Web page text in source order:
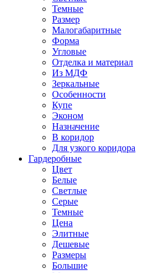
Темные
Размер
Малогабаритные
Форма
Угловые
Отделка и материал
Из МДФ
Зеркальные
Особенности
Купе
Эконом
Назначение
В коридор
Для узкого коридора
Гардеробные
Цвет
Белые
Светлые
Серые
Темные
Цена
Элитные
Дешевые
Размеры
Большие